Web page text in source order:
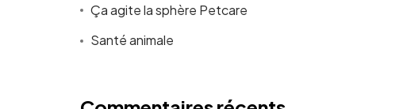
Ça agite la sphère Petcare
Santé animale